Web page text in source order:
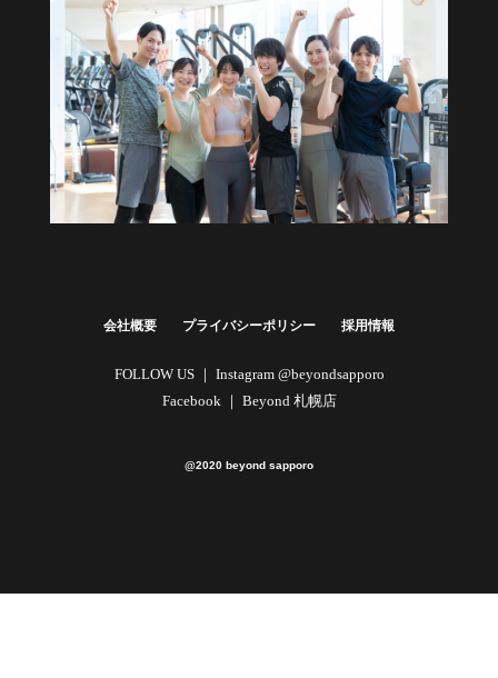
会社概要 プライバシーポリシー 採用情報
FOLLOW US ｜ Instagram @beyondsapporo
Facebook ｜ Beyond 札幌店
@2020 beyond sapporo